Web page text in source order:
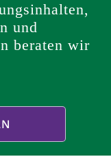
und
beraten wir